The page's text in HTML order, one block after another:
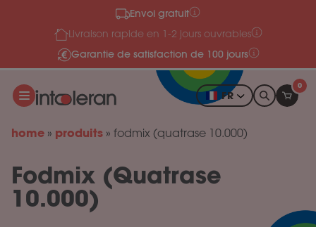
Envoi gratuit
Livraison rapide en 1-2 jours ouvrables
Garantie de satisfaction de 100 jours
FR
0
home » produits » fodmix (quatrase 10.000)
Fodmix (Quatrase
10.000)